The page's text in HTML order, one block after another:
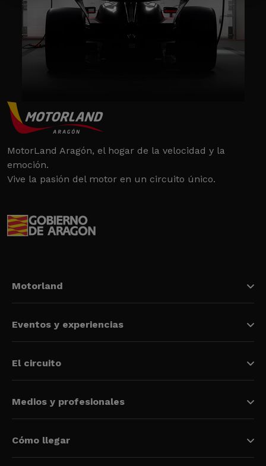
MotorLand Aragón, el hogar de la velocidad y la
emoción.
Vive la pasión del motor en un circuito único.
Motorland
Eventos y experiencias
El circuito
Medios y profesionales
Cómo llegar